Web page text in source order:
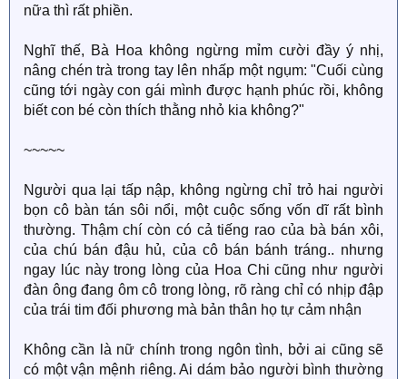
nữa thì rất phiền.
Nghĩ thế, Bà Hoa không ngừng mỉm cười đầy ý nhị,
nâng chén trà trong tay lên nhấp một ngụm: "Cuối cùng
cũng tới ngày con gái mình được hạnh phúc rồi, không
biết con bé còn thích thằng nhỏ kia không?"
~~~~~
Người qua lại tấp nập, không ngừng chỉ trỏ hai người
bọn cô bàn tán sôi nổi, một cuộc sống vốn dĩ rất bình
thường. Thậm chí còn có cả tiếng rao của bà bán xôi,
của chú bán đậu hủ, của cô bán bánh tráng.. nhưng
ngay lúc này trong lòng của Hoa Chi cũng như người
đàn ông đang ôm cô trong lòng, rõ ràng chỉ có nhịp đập
của trái tim đối phương mà bản thân họ tự cảm nhận
Không cần là nữ chính trong ngôn tình, bởi ai cũng sẽ
có một vận mệnh riêng. Ai dám bảo người bình thường